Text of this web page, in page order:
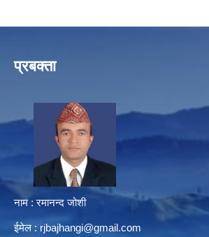
प्रबक्ता
नाम : रमानन्द जोशी
ईमेल : rjbajhangi@gmail.com